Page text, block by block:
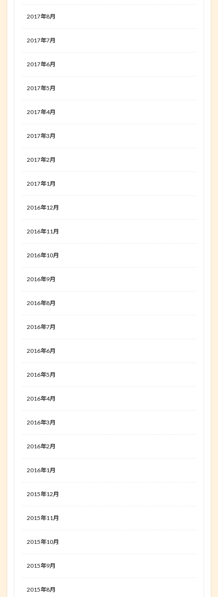
2017年8月
2017年7月
2017年6月
2017年5月
2017年4月
2017年3月
2017年2月
2017年1月
2016年12月
2016年11月
2016年10月
2016年9月
2016年8月
2016年7月
2016年6月
2016年5月
2016年4月
2016年3月
2016年2月
2016年1月
2015年12月
2015年11月
2015年10月
2015年9月
2015年8月